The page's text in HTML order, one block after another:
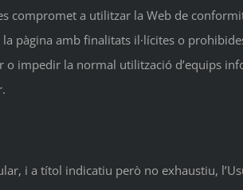
compromet a utilitzar la Web de
la pàgina amb finalitats il·lícites o
o impedir la normal utilització d’equips
i a títol indicatiu però no exhaustiu,